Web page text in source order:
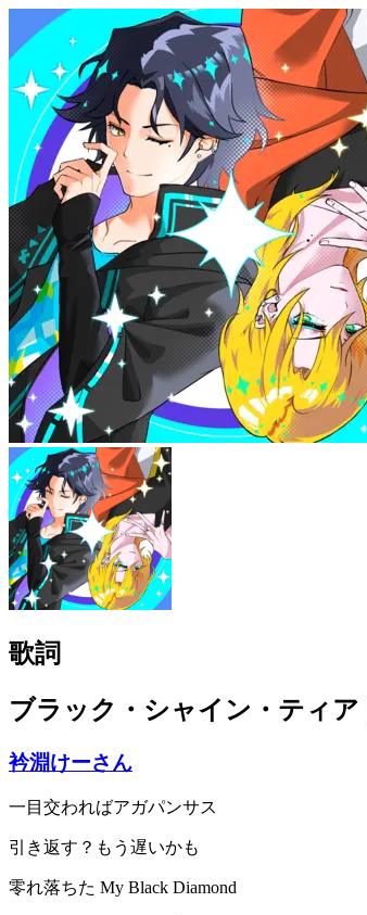
歌詞
ブラック・シャイン・ティ
衿淵けーさん
一目交わればアガパンサス
引き返す？もう遅いかも
零れ落ちた My Black Diamond